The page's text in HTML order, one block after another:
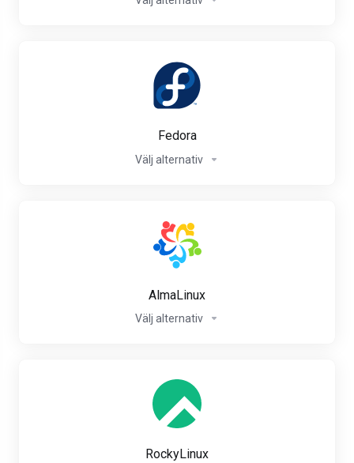
Fedora
Välj alternativ
AlmaLinux
Välj alternativ
RockyLinux